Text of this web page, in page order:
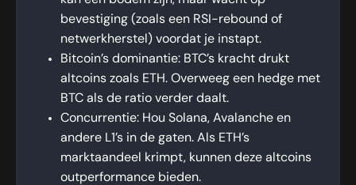
bevestiging (zoals een RSI-rebound of
netwerkherstel) voordat je instapt.
Bitcoin’s dominantie: BTC’s kracht drukt
altcoins zoals ETH. Overweeg een hedge met
BTC als de ratio verder daalt.
Concurrentie: Hou Solana, Avalanche en
andere L1’s in de gaten. Als ETH’s
marktaandeel krimpt, kunnen deze altcoins
outperformance bieden.